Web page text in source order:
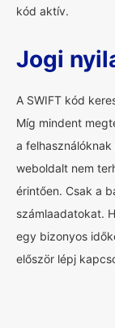
kód aktív.
Jogi
A SWIFT kód
Míg mindent
a
weboldalt nem
érintően. Csak a
számlaadatokat.
egy bizonyos
először lépj